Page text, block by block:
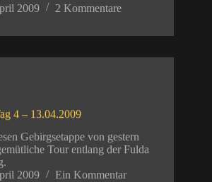
2009 2 Kommentare
4 – 13.04.2009
Gebirgsetappe von gestern
Tour entlang der Fulda
2009 Ein Kommentar